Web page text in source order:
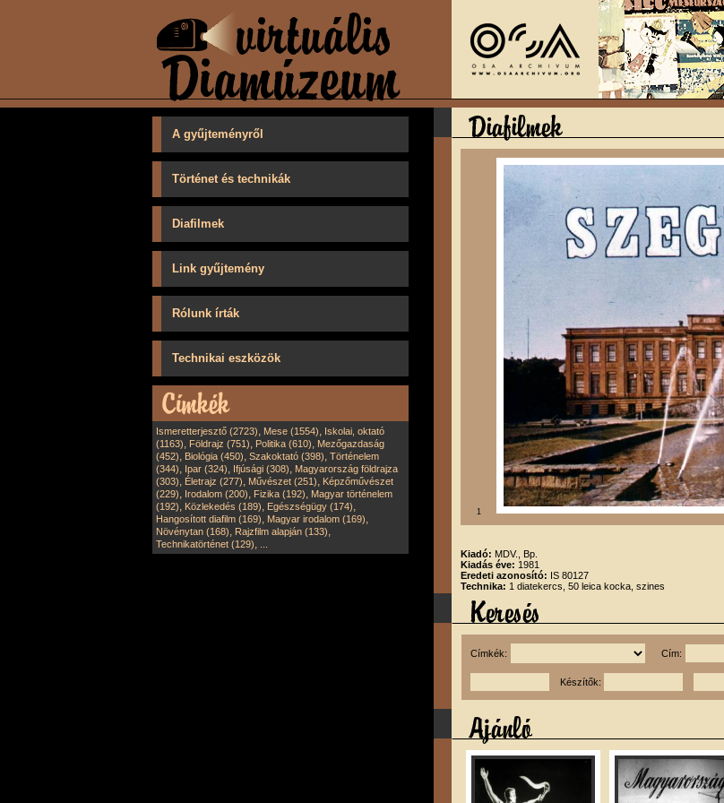
A gyűjteményről
Történet és technikák
Diafilmek
Link gyűjtemény
Rólunk írták
Technikai eszközök
Ismeretterjesztő (2723), Mese (1554), Iskolai, oktató
(1163), Földrajz (751), Politika (610), Mezőgazdaság
(452), Biológia (450), Szakoktató (398), Történelem
(344), Ipar (324), Ifjúsági (308), Magyarország földrajza
(303), Életrajz (277), Művészet (251), Képzőművészet
(229), Irodalom (200), Fizika (192), Magyar történelem
(192), Közlekedés (189), Egészségügy (174),
Hangosított diafilm (169), Magyar irodalom (169),
Növénytan (168), Rajzfilm alapján (133),
Technikatörténet (129),
1
Kiadó: MDV., Bp.
Kiadás éve: 1981
Eredeti azonosító: IS 80127
Technika: 1 diatekercs, 50 leica kocka, szines
Címkék: Cím:
Készítők: